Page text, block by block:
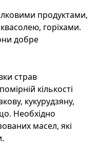
продуктами,
горіхами.
добре
страв
кількості
кукурудзяну,
Необхідно
масел, які